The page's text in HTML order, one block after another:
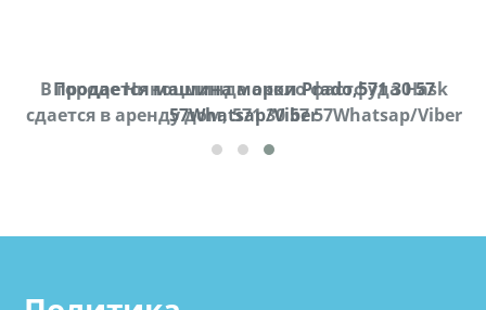
В городе Ниноцминда около фастфуда Hask
cдается в аренду дом, 571 30 57 57Whatsap/Viber
Продается машина марки Prado,571 30 57
57Whatsap/Viber